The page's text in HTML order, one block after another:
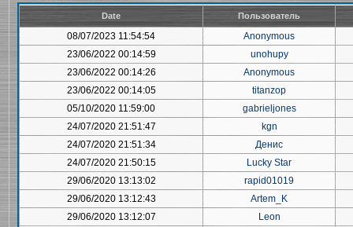
Date Пользователь
08/07/2023 11:54:54
Anonymous
23/06/2022 00:14:59
unohupy
23/06/2022 00:14:26
Anonymous
23/06/2022 00:14:05
titanzop
05/10/2020 11:59:00
gabrieljones
24/07/2020 21:51:47
kgn
24/07/2020 21:51:34
Денис
24/07/2020 21:50:15
Lucky Star
29/06/2020 13:13:02
rapid01019
29/06/2020 13:12:43
Artem_K
29/06/2020 13:12:07
Leon